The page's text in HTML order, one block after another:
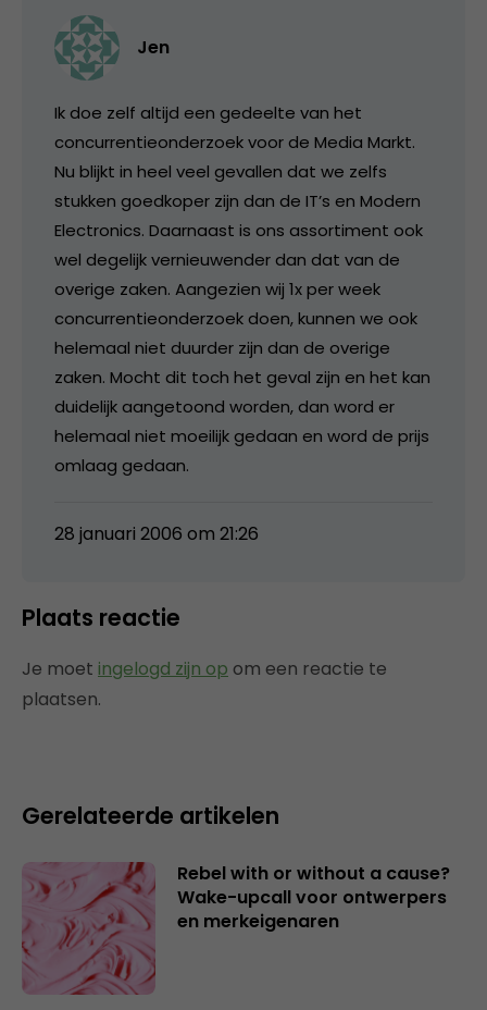
Jen
Ik doe zelf altijd een gedeelte van het
concurrentieonderzoek voor de Media Markt.
Nu blijkt in heel veel gevallen dat we zelfs
stukken goedkoper zijn dan de IT’s en Modern
Electronics. Daarnaast is ons assortiment ook
wel degelijk vernieuwender dan dat van de
overige zaken. Aangezien wij 1x per week
concurrentieonderzoek doen, kunnen we ook
helemaal niet duurder zijn dan de overige
zaken. Mocht dit toch het geval zijn en het kan
duidelijk aangetoond worden, dan word er
helemaal niet moeilijk gedaan en word de prijs
omlaag gedaan.
28 januari 2006 om 21:26
Plaats reactie
Je moet ingelogd zijn op om een reactie te
plaatsen.
Gerelateerde artikelen
Rebel with or without a cause?
Wake-upcall voor ontwerpers
en merkeigenaren